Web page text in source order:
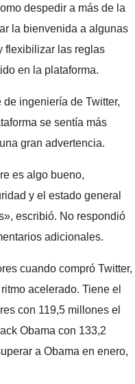
despedir a más de la
la bienvenida a algunas
flexibilizar las reglas
en la plataforma.
ingeniería de Twitter,
se sentía más
gran advertencia.
es algo bueno,
y el estado general
escribió. No respondió
adicionales.
cuando compró Twitter,
acelerado. Tiene el
con 119,5 millones el
Obama con 133,2
a Obama en enero,